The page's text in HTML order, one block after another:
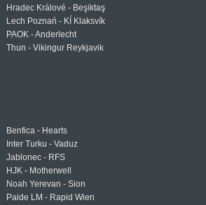
Hradec Králové - Beşiktaş
Lech Poznań - KÍ Klaksvík
PAOK - Anderlecht
Thun - Vikingur Reykjavik
Benfica - Hearts
Inter Turku - Vaduz
Jablonec - RFS
HJK - Motherwell
Noah Yerevan - Sion
Paide LM - Rapid Wien